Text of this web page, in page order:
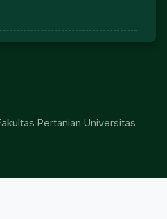
Pertanian Universitas